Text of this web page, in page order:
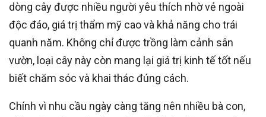
dòng cây được nhiều người yêu thích nhờ vẻ ngoài
độc đáo, giá trị thẩm mỹ cao và khả năng cho trái
quanh năm. Không chỉ được trồng làm cảnh sân
vườn, loại cây này còn mang lại giá trị kinh tế tốt nếu
biết chăm sóc và khai thác đúng cách.
Chính vì nhu cầu ngày càng tăng nên nhiều bà con,